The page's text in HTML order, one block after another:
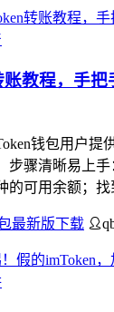
账教程，手
钱包用户提
步骤清晰易上手
的可用余额；找
最新版下载